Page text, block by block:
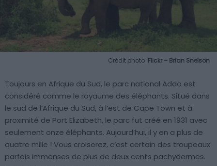
Crédit photo :Flickr – Brian Snelson
Toujours en Afrique du Sud, le parc national Addo est
considéré comme le royaume des éléphants. Situé dans
le sud de l’Afrique du Sud, à l’est de Cape Town et à
proximité de Port Elizabeth, le parc fut créé en 1931 avec
seulement onze éléphants. Aujourd’hui, il y en a plus de
quatre mille ! Vous croiserez, c’est certain des troupeaux
parfois immenses de plus de deux cents pachydermes.